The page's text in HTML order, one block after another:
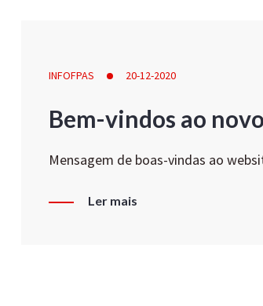
INFOFPAS 20-12-2020
Bem-vindos ao
Mensagem de boas-vindas ao
Ler mais